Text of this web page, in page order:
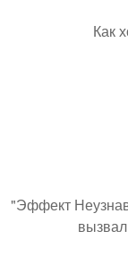
Как
"Эффект